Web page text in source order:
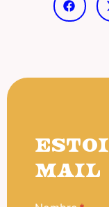
MAIL